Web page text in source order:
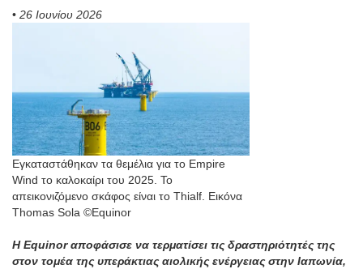
• 26 Ιουνίου 2026
Εγκαταστάθηκαν τα θεμέλια για το Empire
Wind το καλοκαίρι του 2025. Το
απεικονιζόμενο σκάφος είναι το Thialf. Εικόνα
Thomas Sola ©Equinor
Η Equinor αποφάσισε να τερματίσει τις δραστηριότητές της
στον τομέα της υπεράκτιας αιολικής ενέργειας στην Ιαπωνία,